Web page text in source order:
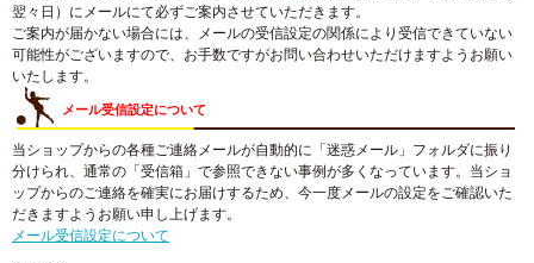
翌々日）にメールにて必ずご案内させていただきます。
ご案内が届かない場合には、メールの受信設定の関係により受信できていない
可能性がございますので、お手数ですがお問い合わせいただけますようお願い
いたします。
メール受信設定について
当ショップからの各種ご連絡メールが自動的に「迷惑メール」フォルダに振り
分けられ、通常の「受信箱」で参照できない事例が多くなっています。当ショ
ップからのご連絡を確実にお届けするため、今一度メールの設定をご確認いた
だきますようお願い申し上げます。
メール受信設定について